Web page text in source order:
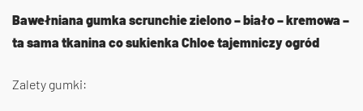
Bawełniana gumka scrunchie zielono – biało – kremowa –
ta sama tkanina co sukienka Chloe tajemniczy ogród
Zalety gumki: